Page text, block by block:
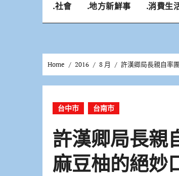
.社會 .地方新鮮事 .消費生
Home 2016 8 月 許漢卿局長親自率
台中市 台南市
許漢卿局長親
麻豆柚的絕妙